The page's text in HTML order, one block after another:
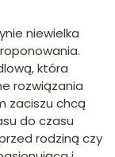
niewielka
która
rozwiązania
zaciszu chcą
do czasu
rodziną czy